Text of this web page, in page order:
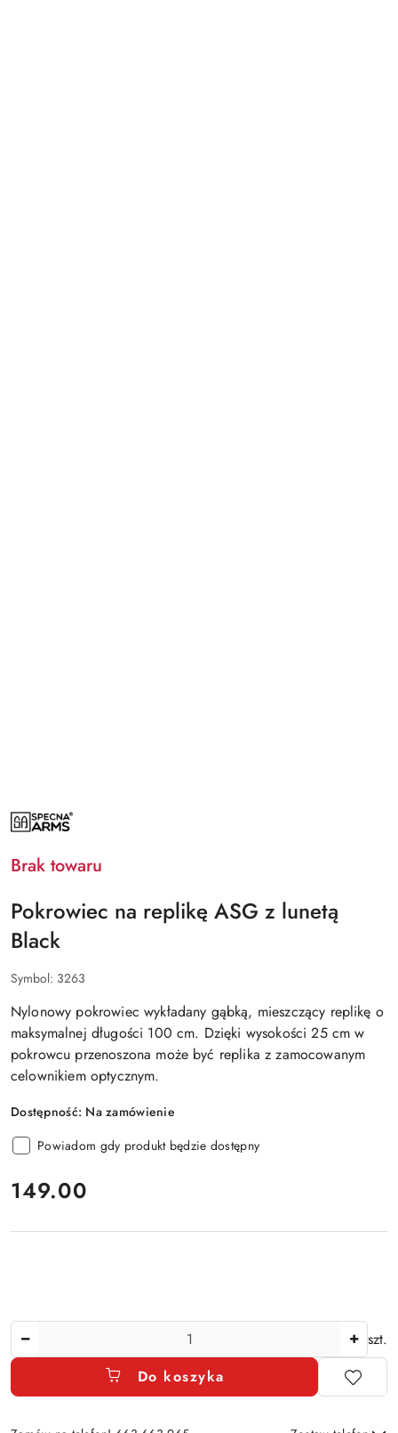
NAZWA
PRODUCENTA:
ARMS
Brak towaru
Pokrowiec na replikę ASG z lunetą
Black
Symbol: 3263
Nylonowy pokrowiec wykładany gąbką, mieszczący replikę o
maksymalnej długości 100 cm. Dzięki wysokości 25 cm w
pokrowcu przenoszona może być replika z zamocowanym
celownikiem optycznym.
Dostępność: Na zamówienie
Powiadom gdy produkt będzie dostępny
cena:
149.00
szt.
Do koszyka